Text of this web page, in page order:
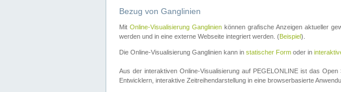
Bezug von Ganglinien
MitOnline-Visualisierung Ganglinien können grafische Anzeigen aktueller
werden und in eine externe Webseite integriert werden. (Beispiel).
Die Online-Visualisierung Ganglinien kann in statischer Form oder in
Aus der interaktiven Online-Visualisierung auf PEGELONLINE ist das Open
Entwicklern, interaktive Zeitreihendarstellung in eine browserbasierte